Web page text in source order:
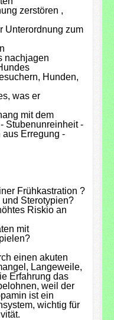
zerstören ,
Unterordnung zum
nachjagen
Hunden,
was er
mit dem
Stubenunreinheit -
Erregung -
Frühkastration ?
Sterotypien?
Riskio an
mit
einen akuten
Langeweile,
Erfahrung das
weil der
ist ein
wichtig für